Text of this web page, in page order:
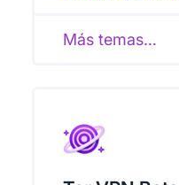
Más temas…